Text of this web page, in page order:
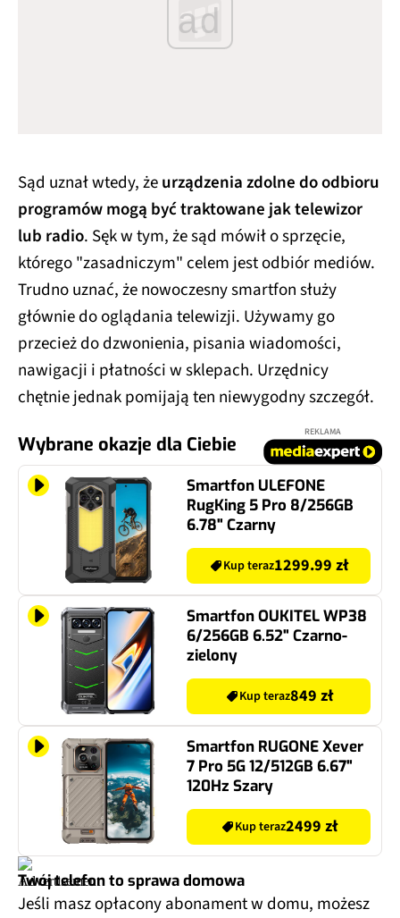
ad
Sąd uznał wtedy, żeurządzenia zdolne do odbioru
programów mogą być traktowane jak telewizor
lub radio. Sęk w tym, że sąd mówił o sprzęcie,
którego "zasadniczym" celem jest odbiór mediów.
Trudno uznać, że nowoczesny smartfon służy
głównie do oglądania telewizji. Używamy go
przecież do dzwonienia, pisania wiadomości,
nawigacji i płatności w sklepach. Urzędnicy
chętnie jednak pomijają ten niewygodny szczegół.
Wybrane okazje dla Ciebie
REKLAMA
Smartfon ULEFONE
RugKing 5 Pro 8/256GB
6.78" Czarny
Kup teraz1299.99 zł
Smartfon OUKITEL WP38
6/256GB 6.52" Czarno-
zielony
Kup teraz849 zł
Smartfon RUGONE Xever
7 Pro 5G 12/512GB 6.67"
120Hz Szary
Kup teraz2499 zł
Twój telefon to sprawa domowa
Jeśli masz opłacony abonament w domu, możesz